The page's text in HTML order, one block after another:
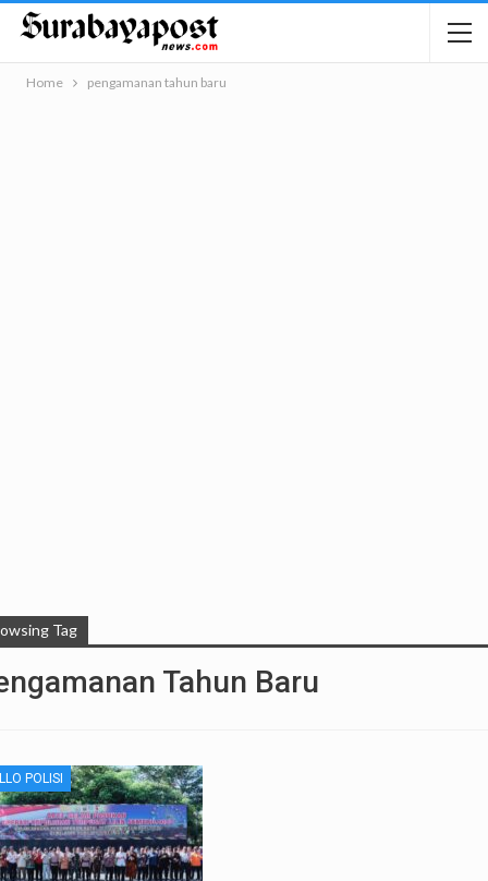
Home pengamanan tahun baru
Tag
Tahun Baru
POLISI